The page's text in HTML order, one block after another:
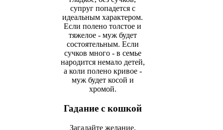
супруг попадется с
идеальным характером.
Если полено толстое и
тяжелое - муж будет
состоятельным. Если
сучков много - в семье
народится немало детей,
а коли полено кривое -
муж будет косой и
хромой.
Гадание с кошкой
Загадайте желание,